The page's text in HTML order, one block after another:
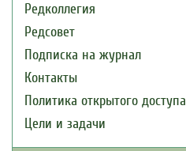
Редколлегия
Редсовет
Подписка на журнал
Контакты
Политика открытого доступа
Цели и задачи